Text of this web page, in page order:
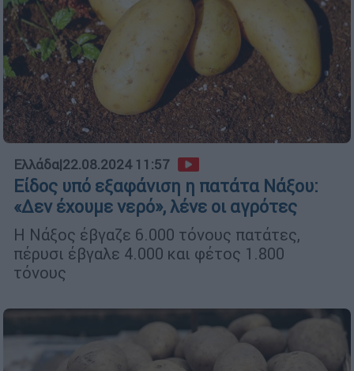
Ελλάδα|22.08.2024 11:57
Είδος υπό εξαφάνιση η πατάτα Νάξου:
«Δεν έχουμε νερό», λένε οι αγρότες
Η Νάξος έβγαζε 6.000 τόνους πατάτες,
πέρυσι έβγαλε 4.000 και φέτος 1.800
τόνους